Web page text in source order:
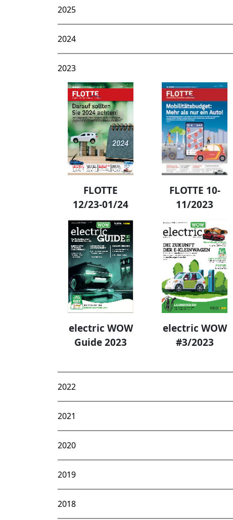
2025
2024
2023
FLOTTE
12/23-01/24
FLOTTE 10-
11/2023
electric WOW
Guide 2023
electric WOW
#3/2023
2022
2021
2020
2019
2018